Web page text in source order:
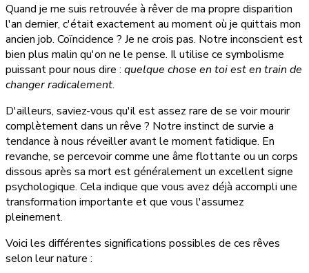
Quand je me suis retrouvée à rêver de ma propre disparition
l'an dernier, c'était exactement au moment où je quittais mon
ancien job. Coïncidence ? Je ne crois pas. Notre inconscient est
bien plus malin qu'on ne le pense. Il utilise ce symbolisme
puissant pour nous dire : quelque chose en toi est en train de
changer radicalement.
D'ailleurs, saviez-vous qu'il est assez rare de se voir mourir
complètement dans un rêve ? Notre instinct de survie a
tendance à nous réveiller avant le moment fatidique. En
revanche, se percevoir comme une âme flottante ou un corps
dissous après sa mort est généralement un excellent signe
psychologique. Cela indique que vous avez déjà accompli une
transformation importante et que vous l'assumez
pleinement.
Voici les différentes significations possibles de ces rêves
selon leur nature :